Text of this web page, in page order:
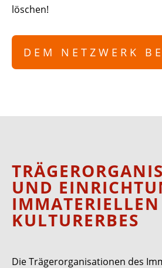
löschen!
DEM NETZWERK
UND
IMMATERIELLEN
KULTURERBES
Die Trägerorganisationen des